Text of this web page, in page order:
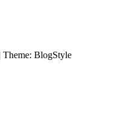
Theme: BlogStyle